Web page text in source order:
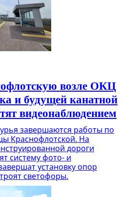
возле ОКЦ
и будущей канатной
видеонаблюдением
завершаются работы по
Краснофлотской. На
дороги
систему фото- и
установку опор
светофоры.